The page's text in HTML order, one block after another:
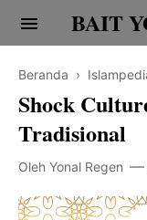
Religi
Family
Beranda ›
Shock
Tradisional
Oleh Yonal Regen